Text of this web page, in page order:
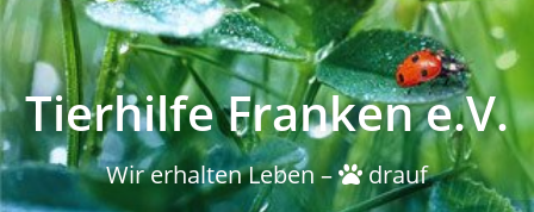
Tierhilfe Franken e.V.
Wir erhalten Leben – drauf